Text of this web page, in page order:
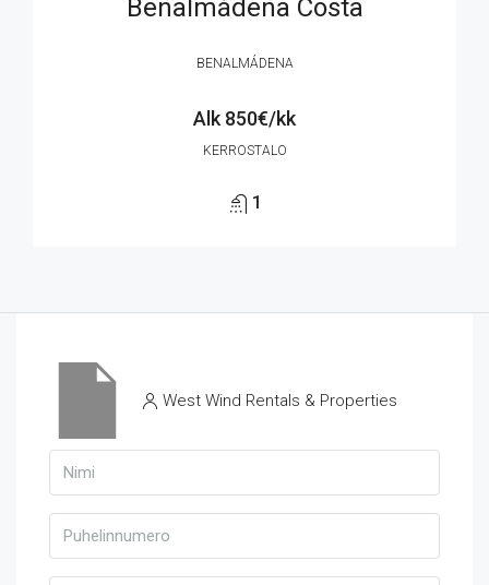
Benalmádena Costa
BENALMÁDENA
Alk 850€/kk
KERROSTALO
1
West Wind Rentals & Properties